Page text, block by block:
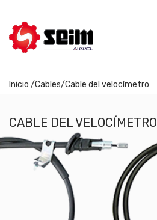
Inicio /Cables/Cable del velocímetro
CABLE DEL VELOCÍMETRO